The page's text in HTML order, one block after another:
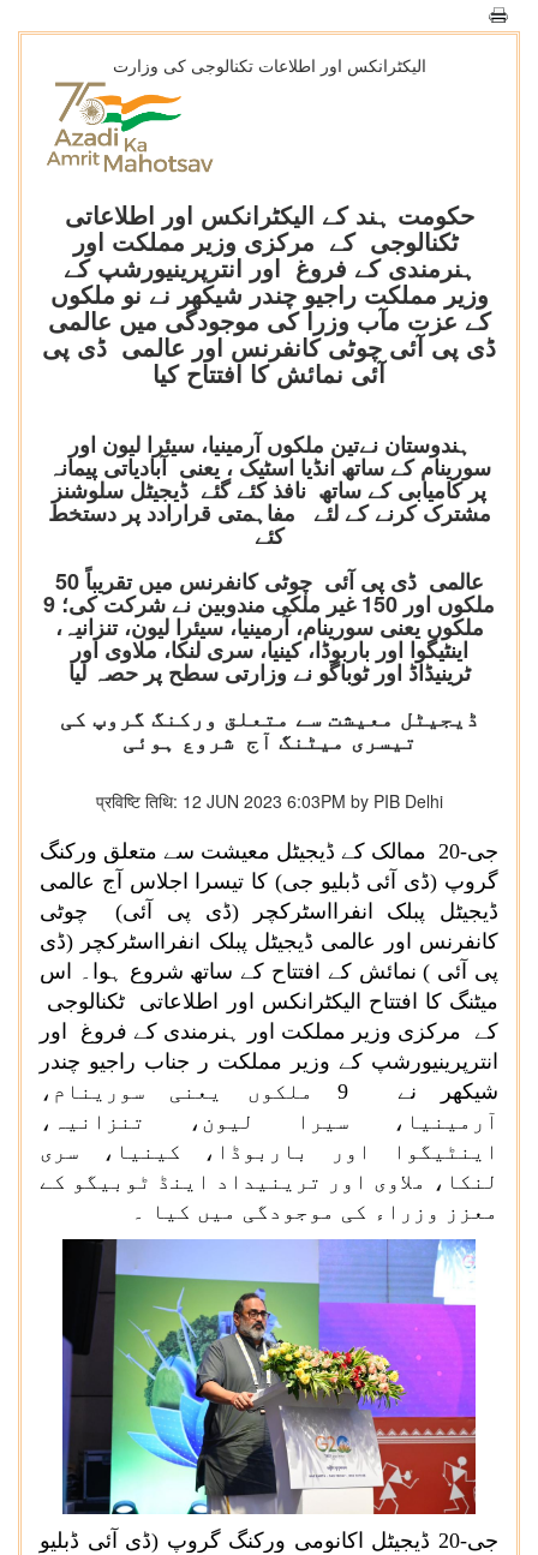
الیکٹرانکس اور اطلاعات تکنالوجی کی وزارت
حکومت ہند کے الیکٹرانکس اور اطلاعاتی
ٹکنالوجی کے مرکزی وزیر مملکت اور
ہنرمندی کے فروغ اور انترپرینیورشپ کے
وزیر مملکت راجیو چندر شیکھر نے نو ملکوں
کے عزت مآب وزرا کی موجودگی میں عالمی
ڈی پی آئی چوٹی کانفرنس اور عالمی ڈی پی
آئی نمائش کا افتتاح کیا
ہندوستان نےتین ملکوں آرمینیا، سیئرا لیون اور
سورینام کے ساتھ انڈیا اسٹیک ، یعنی آبادیاتی پیمانہ
پر کامیابی کے ساتھ نافذ کئے گئے ڈیجیٹل سلوشنز
مشترک کرنے کے لئے مفاہمتی قرارادد پر دستخط
کئے
عالمی ڈی پی آئی چوٹی کانفرنس میں تقریباً 50
ملکوں اور 150 غیر ملکی مندوبین نے شرکت کی؛ 9
ملکوں یعنی سورینام، آرمینیا، سیئرا لیون، تنزانیہ،
اینٹیگوا اور باربوڈا، کینیا، سری لنکا، ملاوی اور
ٹرینیڈاڈ اور ٹوباگو نے وزارتی سطح پر حصہ لیا
ڈیجیٹل معیشت سے متعلق ورکنگ گروپ کی
تیسری میٹنگ آج شروع ہوئی
प्रविष्टि तिथि: 12 JUN 2023 6:03PM by PIB Delhi
جی-20 ممالک کے ڈیجیٹل معیشت سے متعلق ورکنگ
گروپ (ڈی آئی ڈبلیو جی) کا تیسرا اجلاس آج عالمی
ڈیجیٹل پبلک انفرااسٹرکچر (ڈی پی آئی) چوٹی
کانفرنس اور عالمی ڈیجیٹل پبلک انفرااسٹرکچر (ڈی
پی آئی ) نمائش کے افتتاح کے ساتھ شروع ہوا۔ اس
میٹنگ کا افتتاح الیکٹرانکس اور اطلاعاتی ٹکنالوجی
کے مرکزی وزیر مملکت اور ہنرمندی کے فروغ اور
انترپرینیورشپ کے وزیر مملکت ر جناب راجیو چندر
شیکھر نے 9 ملکوں یعنی سورینام،
آرمینیا، سیرا لیون، تنزانیہ،
اینٹیگوا اور باربوڈا، کینیا، سری
لنکا، ملاوی اور ترینیداد اینڈ ٹوبیگو کے
معزز وزراء کی موجودگی میں کیا ۔
جی-20 ڈیجیٹل اکانومی ورکنگ گروپ (ڈی آئی ڈبلیو